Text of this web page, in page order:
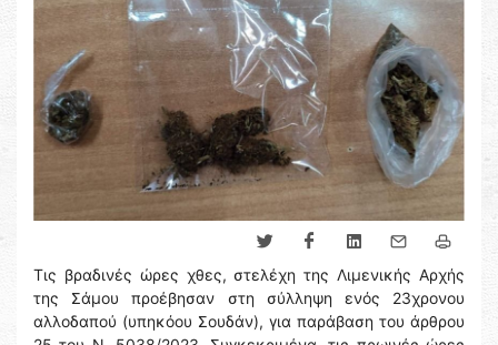
Τις βραδινές ώρες χθες, στελέχη της Λιμενικής Αρχής
της Σάμου προέβησαν στη σύλληψη ενός 23χρονου
αλλοδαπού (υπηκόου Σουδάν), για παράβαση του άρθρου